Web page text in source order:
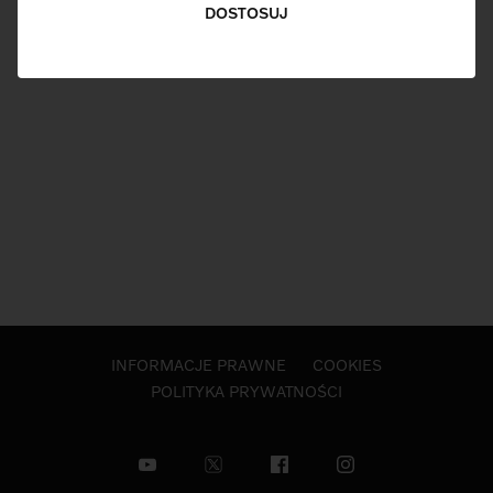
DOSTOSUJ
INFORMACJE PRAWNE
COOKIES
POLITYKA PRYWATNOŚCI